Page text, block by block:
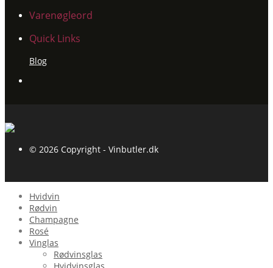
Varenøgleord
Quick Links
Blog
© 2026 Copyright - Vinbutler.dk
Hvidvin
Rødvin
Champagne
Rosé
Vinglas
Rødvinsglas